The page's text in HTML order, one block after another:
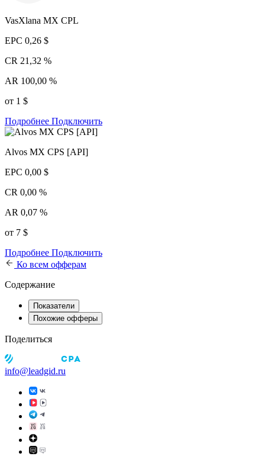
VasXlana MX CPL
EPC 0,26 $
CR 21,32 %
AR 100,00 %
от 1 $
Подробнее Подключить
Alvos MX CPS [API]
EPC 0,00 $
CR 0,00 %
AR 0,07 %
от 7 $
Подробнее Подключить
Ко всем офферам
Содержание
Показатели
Похожие офферы
Поделиться
info@leadgid.ru